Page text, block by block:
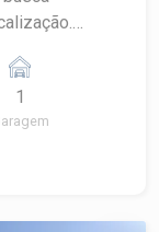
oferece
bairros
1